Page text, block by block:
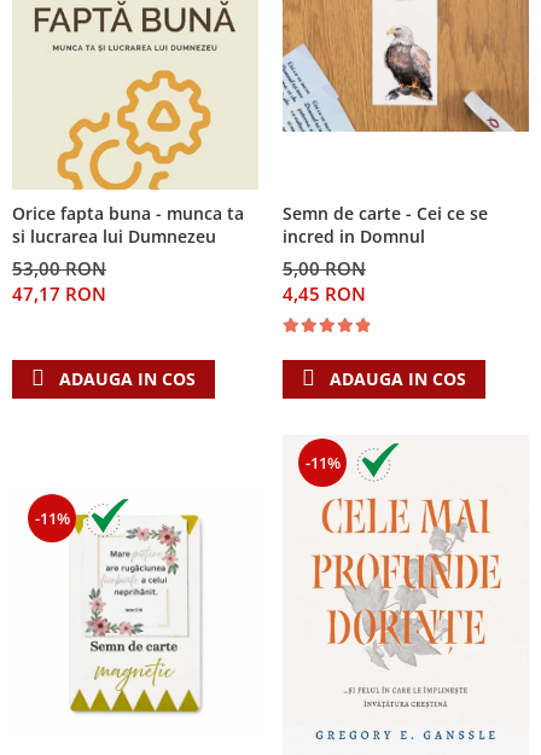
Orice fapta buna - munca ta
si lucrarea lui Dumnezeu
53,00 RON
47,17 RON
ADAUGA IN COS
Semn de carte - Cei ce se
incred in Domnul
5,00 RON
4,45 RON
ADAUGA IN COS
-11%
-11%